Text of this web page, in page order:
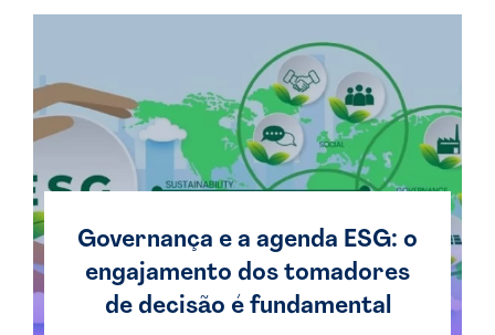
Governança e a agenda ESG: o
engajamento dos tomadores
de decisão é fundamental